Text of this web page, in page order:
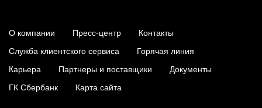
О компании Пресс-центр
Контакты
Служба клиентского сервиса
Горячая линия
Карьера
Партнеры и поставщики
Документы
ГК Сбербанк
Карта сайта